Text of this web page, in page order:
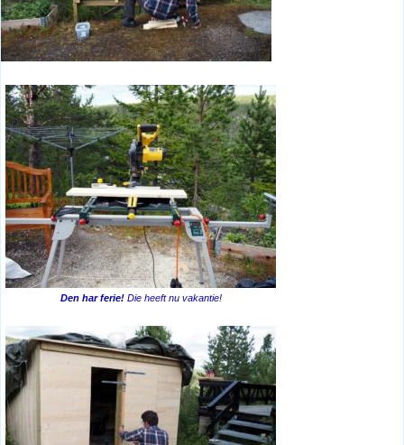
Den har ferie!Die heeft nu vakantie!